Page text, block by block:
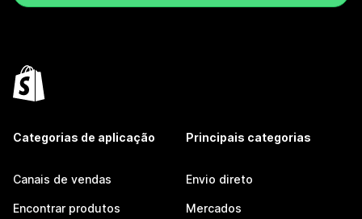
Categorias de aplicação
Canais de vendas
Encontrar produtos
Principais categorias
Envio direto
Mercados